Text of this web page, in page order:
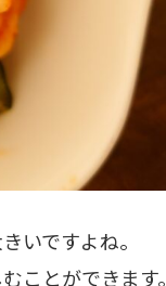
いですよね。
ことができます。